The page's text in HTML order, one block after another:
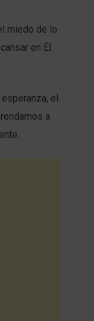
miedo de lo
en Él
el
a